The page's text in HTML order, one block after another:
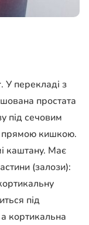
. У перекладі з
простата
під сечовим
прямою кишкою.
каштану. Має
(залози):
під
кортикальна